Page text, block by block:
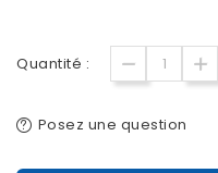
Quantité :
Posez une question